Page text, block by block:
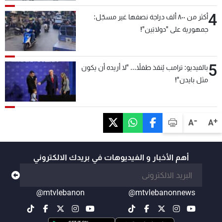
A+
A-
4
أكثر من ٨٠٠ ألف دراجة نصفها غير مسجّل:
جمهورية على "دولابَين"!
5بالفيديو: ترامب يُنقذ طفلاً... "لا أريده أن يكون
مثل بايدن"!
أهم الأخبار و الفيديوهات في بريدك الالكتروني
@mtvlebanonnews
@mtvlebanon